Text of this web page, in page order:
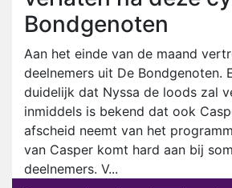
Bondgenoten
Aan het einde van de maand
deelnemers uit De Bondgenoten.
duidelijk dat Nyssa de loods zal
inmiddels is bekend dat ook
afscheid neemt van het
van Casper komt hard aan bij
deelnemers. V...